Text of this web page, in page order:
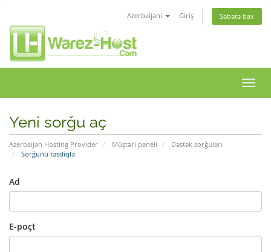
Azerbaijani Giriş Səbətə bax
keçid
Yeni sorğu aç
Azerbaijan Hosting Provider Müştəri paneli
Dəstək sorğuları
Sorğunu təsdiqlə
Ad
E-poçt